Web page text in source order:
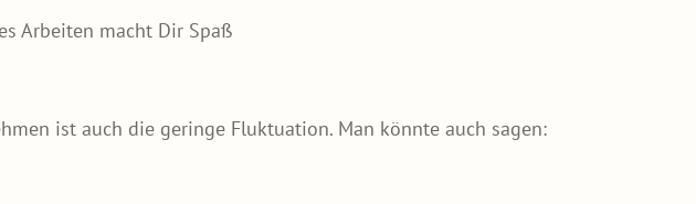
Arbeiten macht Dir Spaß
ist auch die geringe Fluktuation. Man könnte auch sagen: